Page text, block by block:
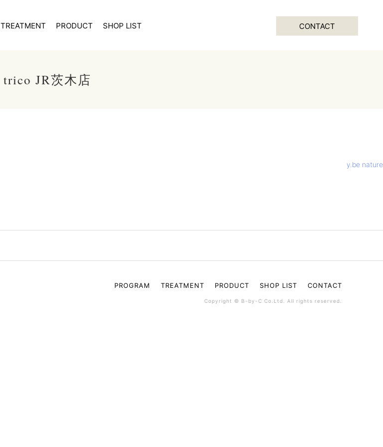
TREATMENT PRODUCT SHOP LIST CONTACT
trico JR茨木店
y.be nature
PROGRAM TREATMENT PRODUCT SHOP LIST CONTACT
Copyright © B-by-C Co.Ltd. All rights reserved.